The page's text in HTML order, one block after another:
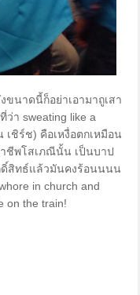
ขนาดนี้ก็อย่าเอามาถูเสา
า sweating like a
เชิร์ช) คือเหงื่อตกเหมือน
ชีพโสเภณีนั้น เป็นบาป
ดิ์สิทธ์แล้วมันคงร้อนนนน
in church and
on the train!